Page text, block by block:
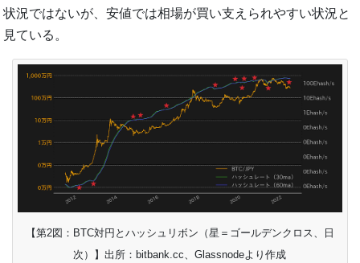
状況ではないが、安値では相場が買い支えられやすい状況と
見ている。
【第2図：BTC対円とハッシュリボン（星＝ゴールデンクロス、日
次）】出所：bitbank.cc、Glassnodeより作成